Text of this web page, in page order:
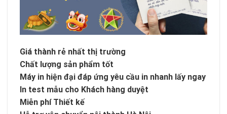
Giá thành rẻ nhất thị trường
Chất lượng sản phẩm tốt
Máy in hiện đại đáp ứng yêu cầu in nhanh lấy ngay
In test mẫu cho Khách hàng duyệt
Miễn phí Thiết kế